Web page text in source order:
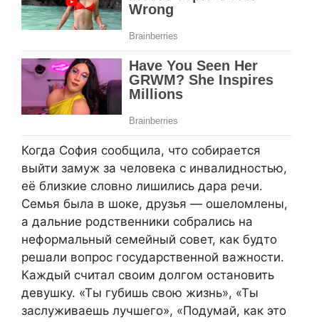
Когда София сообщила, что собирается
выйти замуж за человека с инвалидностью,
её близкие словно лишились дара речи.
Семья была в шоке, друзья — ошеломлены,
а дальние родственники собрались на
неформальный семейный совет, как будто
решали вопрос государственной важности.
Каждый считал своим долгом остановить
девушку. «Ты губишь свою жизнь», «Ты
заслуживаешь лучшего», «Подумай, как это